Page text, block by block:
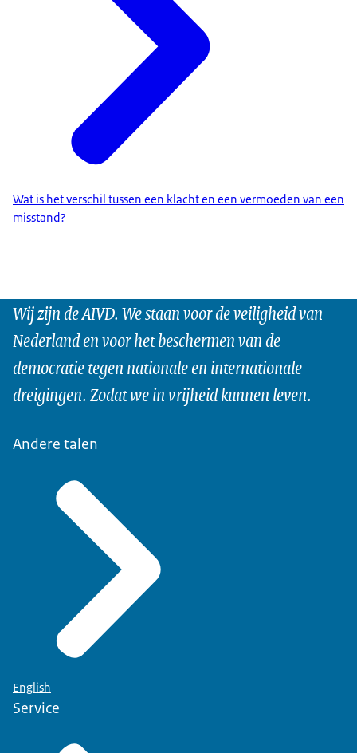
Wat is het verschil tussen een klacht en een vermoeden van een
misstand?
Wij zijn de AIVD. We staan voor de veiligheid van
Nederland en voor het beschermen van de
democratie tegen nationale en internationale
dreigingen. Zodat we in vrijheid kunnen leven.
Andere talen
English
Service